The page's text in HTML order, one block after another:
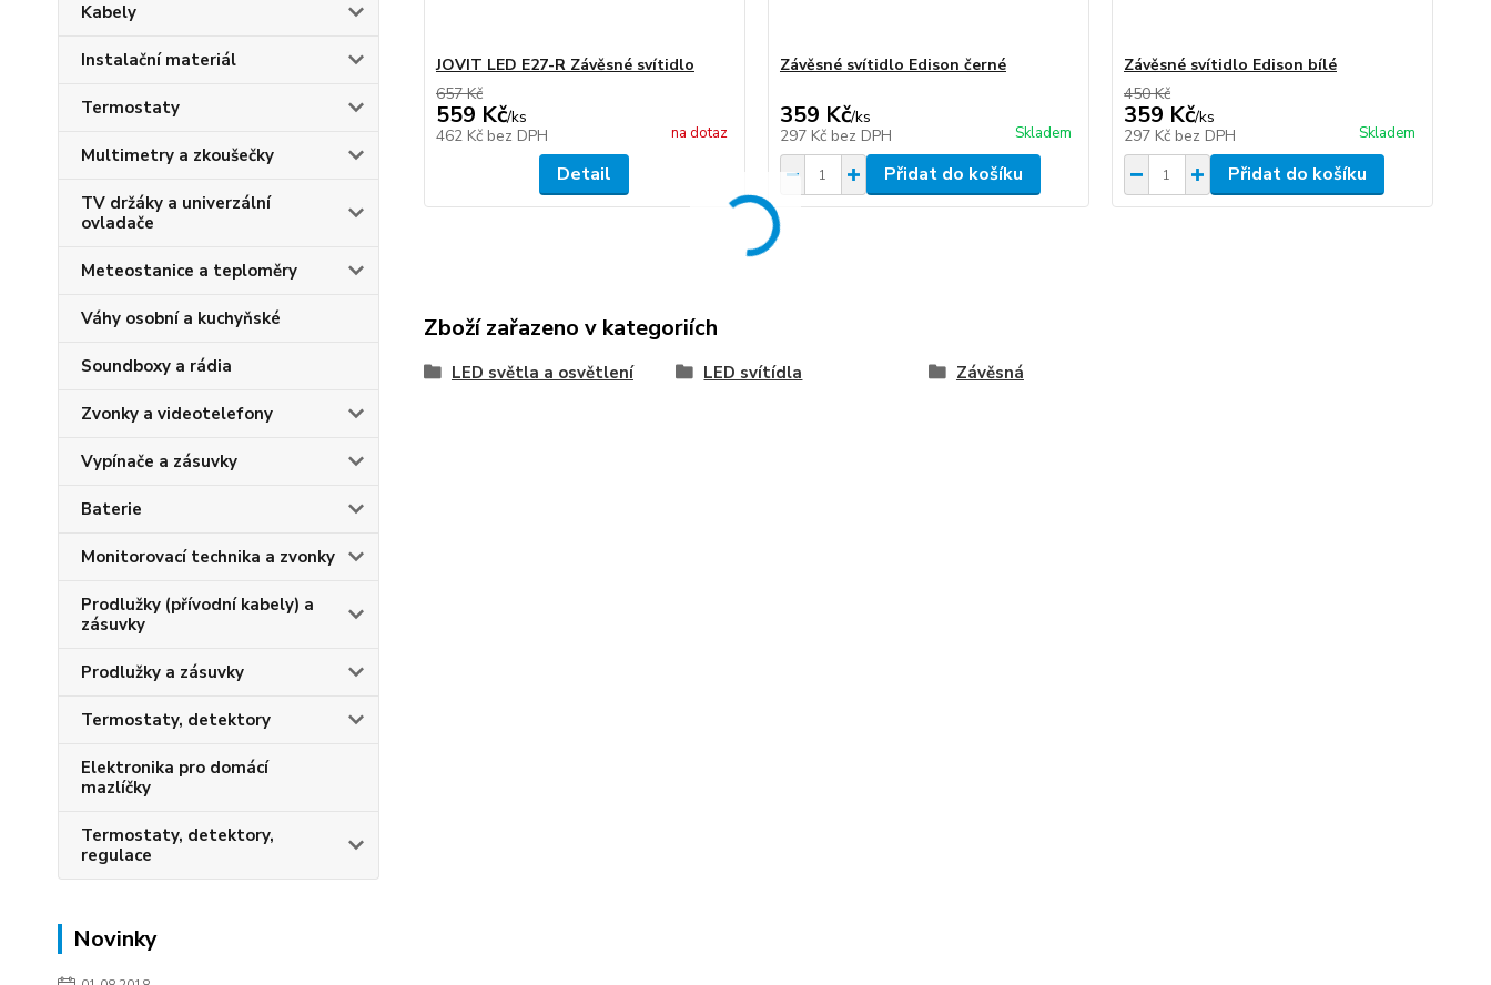
Kabely
Instalační materiál
Termostaty
Multimetry a zkoušečky
TV držáky a univerzální
ovladače
Meteostanice a teploměry
Váhy osobní a kuchyňské
Soundboxy a rádia
Zvonky a videotelefony
Vypínače a zásuvky
Baterie
Monitorovací technika a zvonky
Prodlužky (přívodní kabely) a
zásuvky
Prodlužky a zásuvky
Termostaty, detektory
Elektronika pro domácí
mazlíčky
Termostaty, detektory,
regulace
Novinky
JOVIT LED E27-R Závěsné svítidlo
657 Kč
559 Kč/ks
462 Kč bez DPH na dotaz
Detail
Závěsné svítidlo Edison černé
359 Kč/ks
297 Kč bez DPH Skladem
Přidat do košíku
Závěsné svítidlo Edison bílé
450 Kč
359 Kč/ks
297 Kč bez DPH Skladem
Přidat do košíku
Zboží zařazeno v kategoriích
LED světla a osvětlení LED svítídla Závěsná